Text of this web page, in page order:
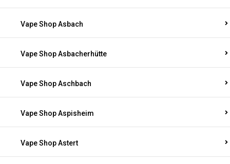
Vape Shop Asbach
Vape Shop Asbacherhütte
Vape Shop Aschbach
Vape Shop Aspisheim
Vape Shop Astert